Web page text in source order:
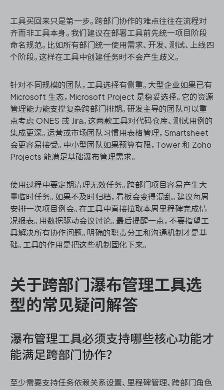
工具买回来只是第一步。跨部门协作的难点往往在流程对
齐而非工具本身。我们建议在部署工具前先统一项目阶段
命名规范。比如所有部门统一使用需求、开发、测试、上线四
个阶段。这样在工具中创建任务时不会产生歧义。
针对不同规模的团队，工具选择有侧重。大型企业如果已有
Microsoft 生态，Microsoft Project 是稳妥选择。它的资源
管理能力能支撑复杂跨部门排期。研发主导的团队可以重
点考虑 ONES 或 Jira。这两款工具对代码仓库、测试用例的
集成更深。运营或市场团队习惯用表格管理，Smartsheet
会更容易接受。中小型团队如果预算有限，Tower 和 Zoho
Projects 能满足基础瀑布管理需求。
使用过程中要定期清理无效任务。跨部门项目容易产生大
量临时任务。如果不及时归档，看板会变得混乱。建议每周
安排一次项目例会。在工具中直接拉取本周里程碑完成情
况报表。用数据驱动会议讨论。最后提醒一点，不要指望工
具解决所有协作问题。明确的职责分工和沟通机制才是基
础。工具的作用是把这些机制固化下来。
关于跨部门瀑布管理工具选
型的常见疑问解答
瀑布管理工具必须支持哪些核心功能才
能满足跨部门协作？
至少需要支持任务依赖关系设置、里程碑管理、跨部门角色